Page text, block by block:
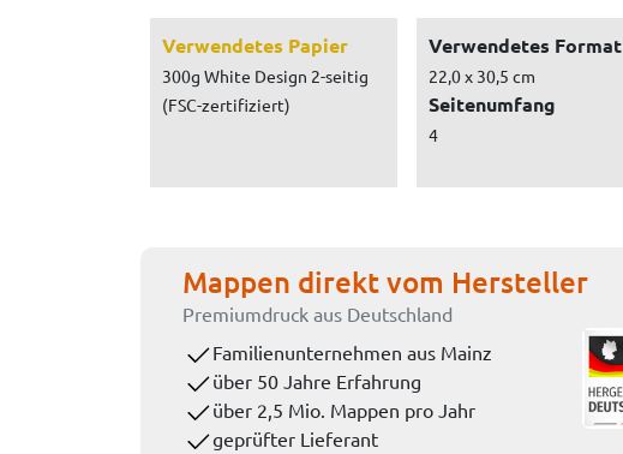
Verwendetes Papier
300g White Design 2-seitig
(FSC-zertifiziert)
Verwendetes Format
22,0 x 30,5 cm
Seitenumfang
4
Mappen direkt vom Hersteller
Premiumdruck aus Deutschland
Familienunternehmen aus Mainz
über 50 Jahre Erfahrung
über 2,5 Mio. Mappen pro Jahr
geprüfter Lieferant